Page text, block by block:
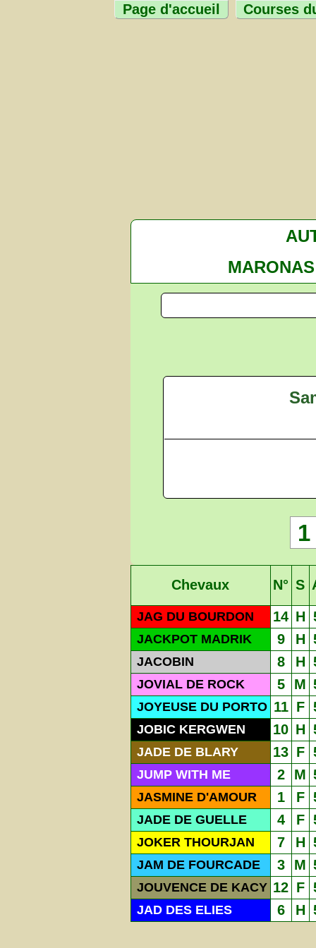
Page d'accueil Courses
1
Chevaux N° S
JAG DU BOURDON 14 H
JACKPOT MADRIK 9 H
JACOBIN 8 H
JOVIAL DE ROCK 5 M
JOYEUSE DU PORTO 11 F
JOBIC KERGWEN 10 H
JADE DE BLARY 13 F
JUMP WITH ME 2 M
JASMINE D'AMOUR 1 F
JADE DE GUELLE 4 F
JOKER THOURJAN 7 H
JAM DE FOURCADE 3 M
JOUVENCE DE KACY 12 F
JAD DES ELIES 6 H